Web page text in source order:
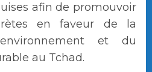
afin de promouvoir
en faveur de la
et du
au Tchad.